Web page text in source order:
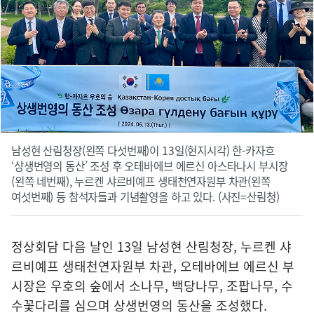
남성현 산림청장(왼쪽 다섯번째)이 13일(현지시각) 한-카자흐
‘상생번영의 동산’ 조성 후 오테바에브 에르신 아스타나시 부시장
(왼쪽 네번째), 누르켄 샤르비예프 생태천연자원부 차관(왼쪽
여섯번째) 등 참석자들과 기념촬영을 하고 있다. (사진=산림청)
정상회담 다음 날인 13일 남성현 산림청장, 누르켄 샤
르비예프 생태천연자원부 차관, 오테바에브 에르신 부
시장은 우호의 숲에서 소나무, 백당나무, 조팝나무, 수
수꽃다리를 심으며 상생번영의 동산을 조성했다.